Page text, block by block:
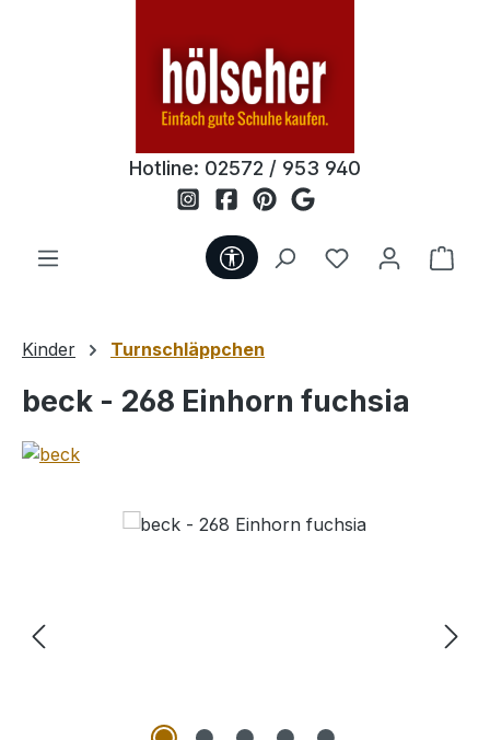
Hotline: 02572 / 953 940
Werkzeugleiste anzeigen
Du hast 0
Kinder Turnschläppchen
beck - 268 Einhorn fuchsia
Bildergalerie überspringen